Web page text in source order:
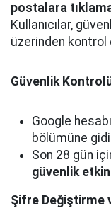
postalara
Kullanıcılar,
üzerinden kontrol
Güvenlik
Google
bölümüne
Son 28 gün
güvenlik
Şifre Değiştirme